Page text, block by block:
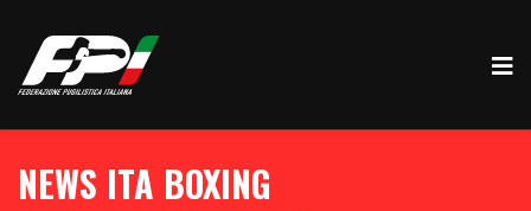
NEWS ITA BOXING